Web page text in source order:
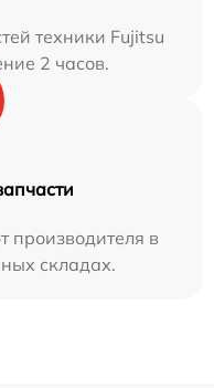
техники Fujitsu
2 часов.
производителя в
складах.